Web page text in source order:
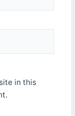
in this